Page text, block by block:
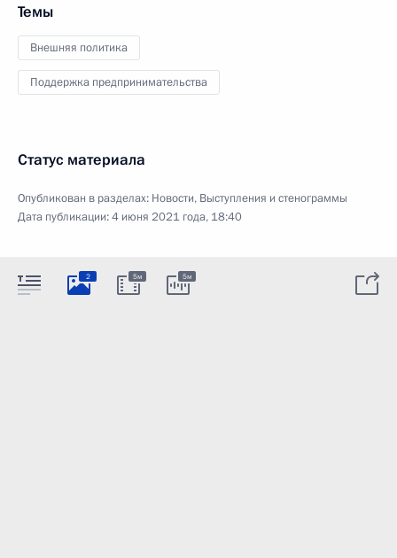
Темы
Внешняя политика
Поддержка предпринимательства
Статус материала
Опубликован в разделах: Новости, Выступления и стенограммы
Дата публикации:4 июня 2021 года, 18:40
2 5м 5м